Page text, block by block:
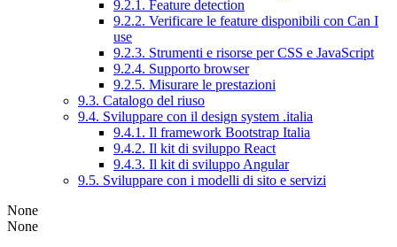
9.2.1. Feature detection
9.2.2. Verificare le feature disponibili con Can I
use
9.2.3. Strumenti e risorse per CSS e JavaScript
9.2.4. Supporto browser
9.2.5. Misurare le prestazioni
9.3. Catalogo del riuso
9.4. Sviluppare con il design system .italia
9.4.1. Il framework Bootstrap Italia
9.4.2. Il kit di sviluppo React
9.4.3. Il kit di sviluppo Angular
9.5. Sviluppare con i modelli di sito e servizi
None
None